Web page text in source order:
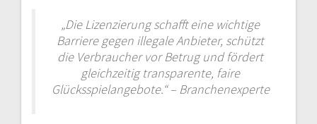
„Die Lizenzierung schafft eine wichtige
Barriere gegen illegale Anbieter, schützt
die Verbraucher vor Betrug und fördert
gleichzeitig transparente, faire
Glücksspielangebote.“ – Branchenexperte